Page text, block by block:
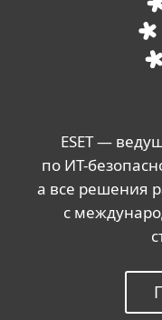
ESET —
по ИT-
а все решения
с